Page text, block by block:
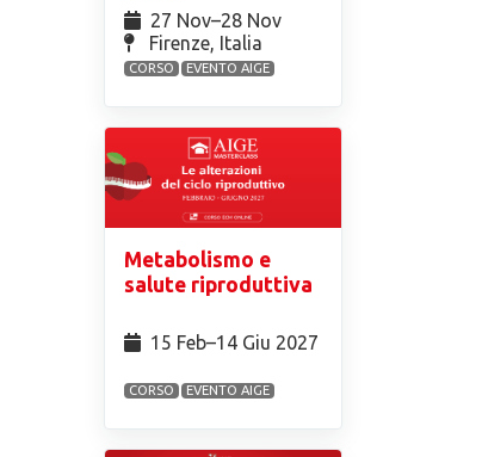
27 Nov⁠–28 Nov
Firenze, Italia
CORSO EVENTO AIGE
Metabolismo e
salute riproduttiva
15 Feb⁠–14 Giu 2027
CORSO EVENTO AIGE